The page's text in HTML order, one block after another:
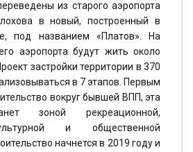
из старого аэропорта
в новый, построенный в
под названием «Платов». На
аэропорта будут жить около
застройки территории в 370
в 7 этапов. Первым
вокруг бывшей ВПП, эта
зоной рекреационной,
и общественной
начнется в 2019 году и